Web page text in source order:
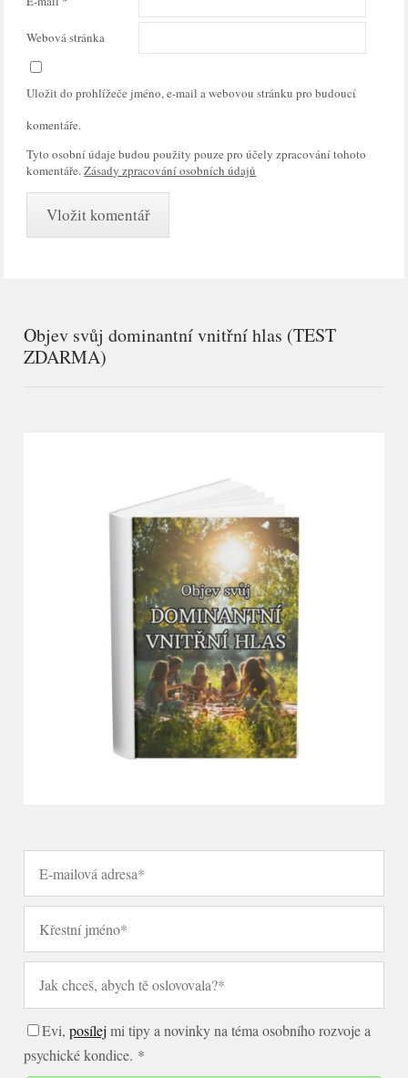
Webová stránka
Uložit do prohlížeče jméno, e-mail a webovou stránku pro budoucí
komentáře.
Tyto osobní údaje budou použity pouze pro účely zpracování tohoto
komentáře.Zásady zpracování osobních údajů
Objev svůj dominantní vnitřní hlas (TEST
ZDARMA)
Evi,posílej mi tipy a novinky na téma osobního rozvoje a
psychické kondice. *